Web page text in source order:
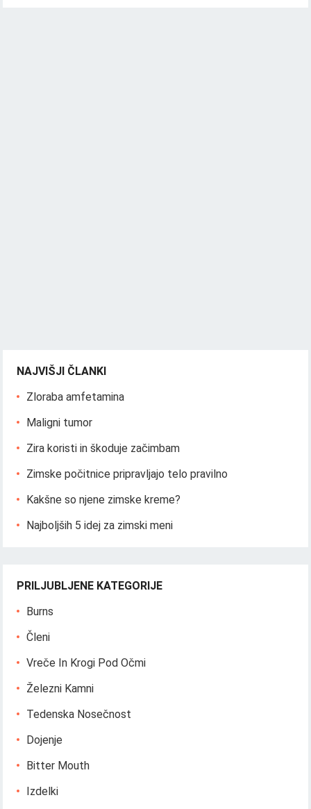
NAJVIŠJI ČLANKI
Zloraba amfetamina
Maligni tumor
Zira koristi in škoduje začimbam
Zimske počitnice pripravljajo telo pravilno
Kakšne so njene zimske kreme?
Najboljših 5 idej za zimski meni
PRILJUBLJENE KATEGORIJE
Burns
Členi
Vreče In Krogi Pod Očmi
Železni Kamni
Tedenska Nosečnost
Dojenje
Bitter Mouth
Izdelki